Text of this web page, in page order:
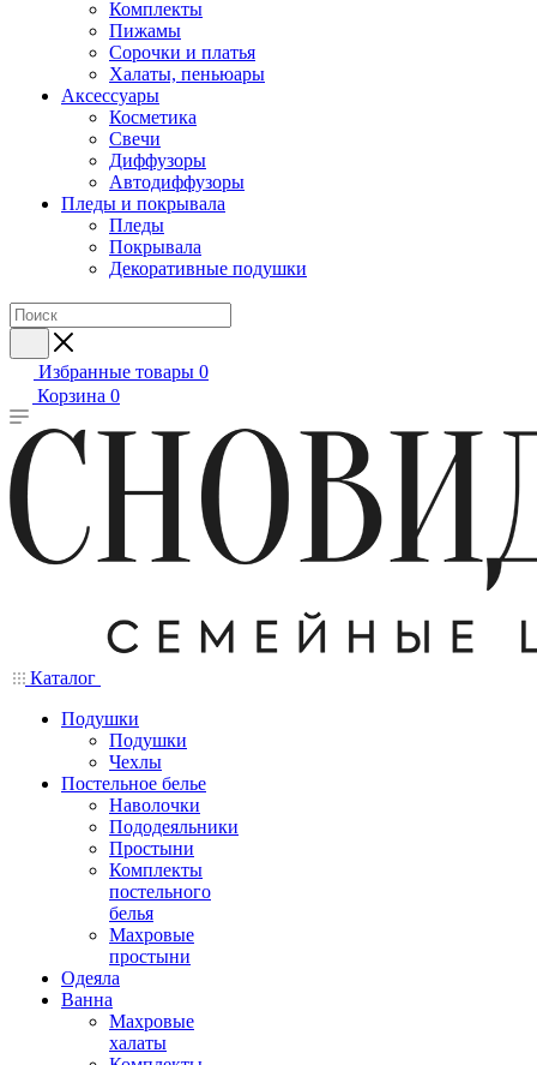
Комплекты
Пижамы
Сорочки и платья
Халаты, пеньюары
Аксессуары
Косметика
Свечи
Диффузоры
Автодиффузоры
Пледы и покрывала
Пледы
Покрывала
Декоративные подушки
Избранные товары 0
Корзина 0
Каталог
Подушки
Подушки
Чехлы
Постельное белье
Наволочки
Пододеяльники
Простыни
Комплекты
постельного
белья
Махровые
простыни
Одеяла
Ванна
Махровые
халаты